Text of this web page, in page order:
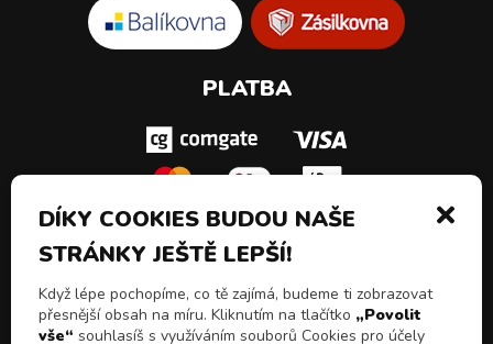
PLATBA
SLEDUJ NÁS!
DÍKY COOKIES BUDOU NAŠE
STRÁNKY JEŠTĚ LEPŠÍ!
Když lépe pochopíme, co tě zajímá, budeme ti zobrazovat
přesnější obsah na míru. Kliknutím na tlačítko „Povolit
vše“ souhlasíš s využíváním souborů Cookies pro účely